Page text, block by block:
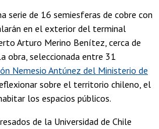
serie de 16 semiesferas de cobre con
en el exterior del terminal
Arturo Merino Benítez, cerca de
obra, seleccionada entre 31
Nemesio Antúnez del Ministerio de
sobre el territorio chileno, el
los espacios públicos.
de la Universidad de Chile